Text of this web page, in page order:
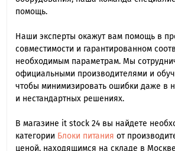
помощь.
Наши эксперты окажут вам помощь в
совместимости и гарантированном
необходимым параметрам. Мы
официальными производителями и
чтобы минимизировать ошибки даже в
и нестандартных решениях.
В магазине it stock 24 вы найдете
категории Блоки питания от
ценой, находящимся на складе в